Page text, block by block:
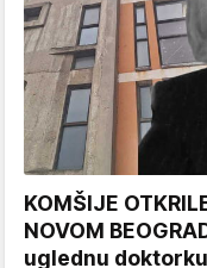
KOMŠIJE
NOVOM
uglednu